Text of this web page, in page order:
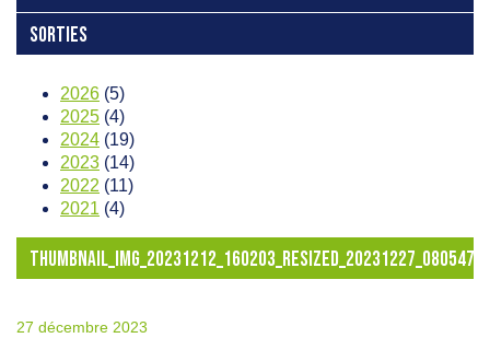
SORTIES
2026 (5)
2025 (4)
2024 (19)
2023 (14)
2022 (11)
2021 (4)
27 décembre 2023